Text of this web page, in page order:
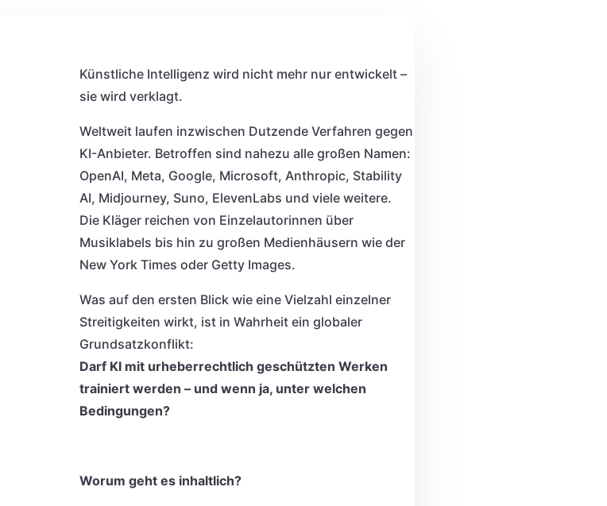
Künstliche Intelligenz wird nicht mehr nur entwickelt –
sie wird verklagt.
Weltweit laufen inzwischen Dutzende Verfahren gegen
KI-Anbieter. Betroffen sind nahezu alle großen Namen:
OpenAI, Meta, Google, Microsoft, Anthropic, Stability
AI, Midjourney, Suno, ElevenLabs und viele weitere.
Die Kläger reichen von Einzelautorinnen über
Musiklabels bis hin zu großen Medienhäusern wie der
New York Times oder Getty Images.
Was auf den ersten Blick wie eine Vielzahl einzelner
Streitigkeiten wirkt, ist in Wahrheit ein globaler
Grundsatzkonflikt:
Darf KI mit urheberrechtlich geschützten Werken
trainiert werden – und wenn ja, unter welchen
Bedingungen?
Worum geht es inhaltlich?